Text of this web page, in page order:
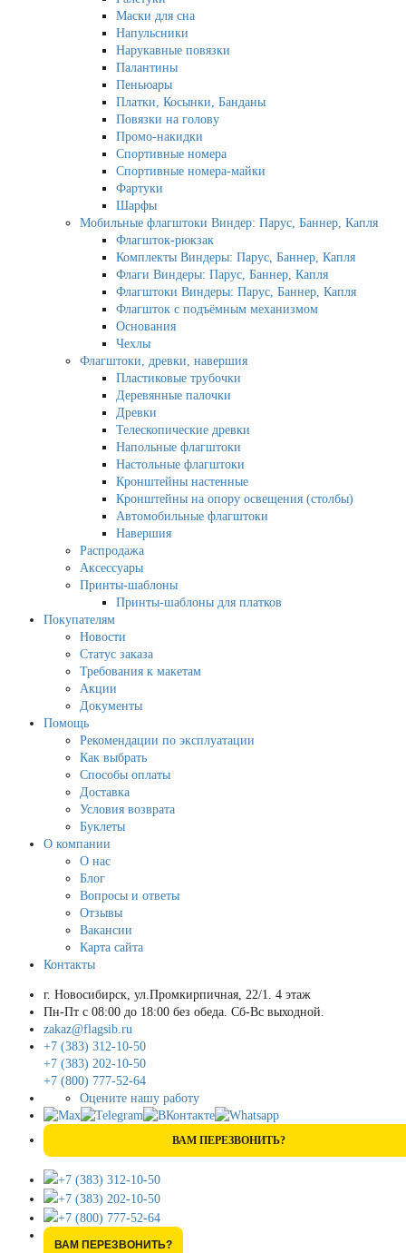
Маски для сна
Напульсники
Нарукавные повязки
Палантины
Пеньюары
Платки, Косынки, Банданы
Повязки на голову
Промо-накидки
Спортивные номера
Спортивные номера-майки
Фартуки
Шарфы
Мобильные флагштоки Виндер: Парус, Баннер, Капля
Флагшток-рюкзак
Комплекты Виндеры: Парус, Баннер, Капля
Флаги Виндеры: Парус, Баннер, Капля
Флагштоки Виндеры: Парус, Баннер, Капля
Флагшток с подъёмным механизмом
Основания
Чехлы
Флагштоки, древки, навершия
Пластиковые трубочки
Деревянные палочки
Древки
Телескопические древки
Напольные флагштоки
Настольные флагштоки
Кронштейны настенные
Кронштейны на опору освещения (столбы)
Автомобильные флагштоки
Навершия
Распродажа
Аксессуары
Принты-шаблоны
Принты-шаблоны для платков
Покупателям
Новости
Статус заказа
Требования к макетам
Акции
Документы
Помощь
Рекомендации по эксплуатации
Как выбрать
Способы оплаты
Доставка
Условия возврата
Буклеты
О компании
О нас
Блог
Вопросы и ответы
Отзывы
Вакансии
Карта сайта
Контакты
г. Новосибирск, ул.Промкирпичная, 22/1. 4 этаж
Пн-Пт с 08:00 до 18:00 без обеда. Сб-Вс выходной.
zakaz@flagsib.ru
+7 (383) 312-10-50
+7 (383) 202-10-50
+7 (800) 777-52-64
Оцените нашу работу
ВАМ ПЕРЕЗВОНИТЬ?
+7 (383) 312-10-50
+7 (383) 202-10-50
+7 (800) 777-52-64
ВАМ ПЕРЕЗВОНИТЬ?